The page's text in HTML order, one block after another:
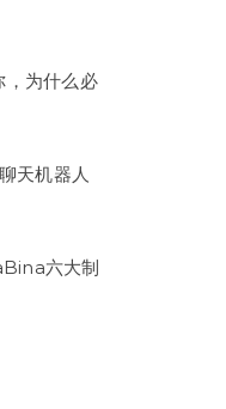
，为什么必
天机器人
六大制